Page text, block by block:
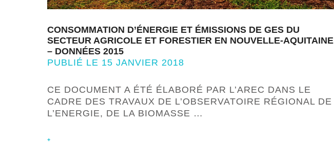
CONSOMMATION D’ÉNERGIE ET ÉMISSIONS DE GES DU
SECTEUR AGRICOLE ET FORESTIER EN NOUVELLE-AQUITAINE
– DONNÉES 2015
PUBLIÉ LE 15 JANVIER 2018
CE DOCUMENT A ÉTÉ ÉLABORÉ PAR L’AREC DANS LE
CADRE DES TRAVAUX DE L’OBSERVATOIRE RÉGIONAL DE
L’ENERGIE, DE LA BIOMASSE …
+